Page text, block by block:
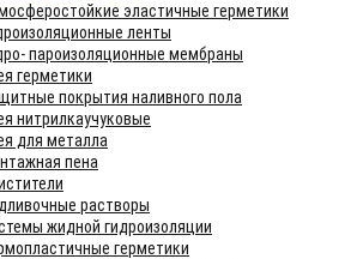
эластичные герметики
ленты
пароизоляционные мембраны
герметики
покрытия наливного пола
нитрилкаучуковые
для металла
пена
растворы
жидной гидроизоляции
герметики